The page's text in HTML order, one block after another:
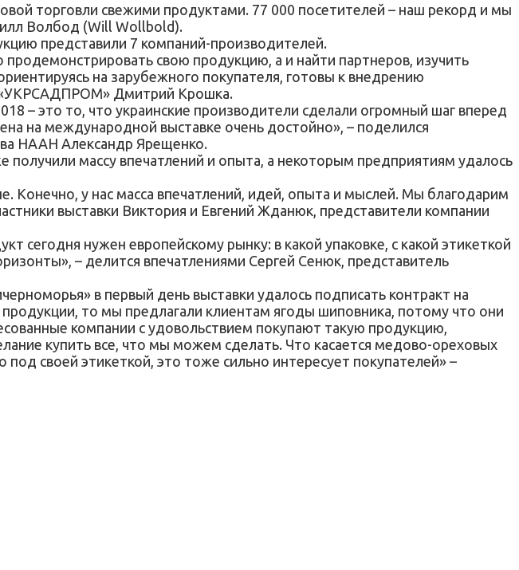
торговли свежими продуктами. 77 000 посетителей – наш рекорд и мы
Волбод (Will Wollbold).
представили 7 компаний-производителей.
свою продукцию, а и найти партнеров, изучить
на зарубежного покупателя, готовы к внедрению
«УКРСАДПРОМ» Дмитрий Крошка.
– это то, что украинские производители сделали огромный шаг вперед
на международной выставке очень достойно», – поделился
НААН Александр Ярещенко.
массу впечатлений и опыта, а некоторым предприятиям удалось
у нас масса впечатлений, идей, опыта и мыслей. Мы благодарим
выставки Виктория и Евгений Жданюк, представители компании
сегодня нужен европейскому рынку: в какой упаковке, с какой этикеткой
– делится впечатлениями Сергей Сенюк, представитель
в первый день выставки удалось подписать контракт на
то мы предлагали клиентам ягоды шиповника, потому что они
компании с удовольствием покупают такую продукцию,
купить все, что мы можем сделать. Что касается медово-ореховых
своей этикеткой, это тоже сильно интересует покупателей» –